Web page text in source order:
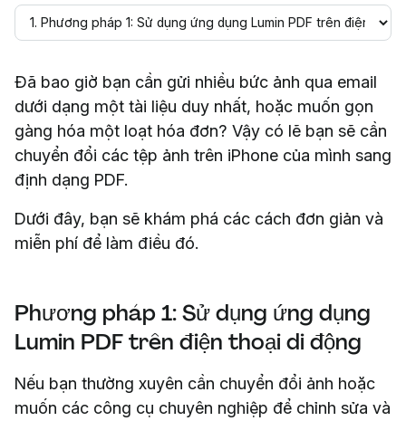
Đã bao giờ bạn cần gửi nhiều bức ảnh qua email
dưới dạng một tài liệu duy nhất, hoặc muốn gọn
gàng hóa một loạt hóa đơn? Vậy có lẽ bạn sẽ cần
chuyển đổi các tệp ảnh trên iPhone của mình sang
định dạng PDF.
Dưới đây, bạn sẽ khám phá các cách đơn giản và
miễn phí để làm điều đó.
Phương pháp 1: Sử dụng ứng dụng
Lumin PDF trên điện thoại di động
Nếu bạn thường xuyên cần chuyển đổi ảnh hoặc
muốn các công cụ chuyên nghiệp để chỉnh sửa và